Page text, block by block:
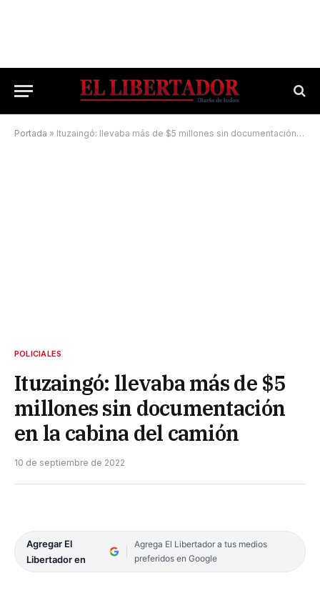
Portada » Ituzaingó: llevaba más de $5 millones sin documentación en la cabina del camión
POLICIALES
Ituzaingó: llevaba más de $5
millones sin documentación
en la cabina del camión
10 de septiembre de 2022
Agregar El
Libertador en
Agrega El Libertador a tus medios
preferidos en Google